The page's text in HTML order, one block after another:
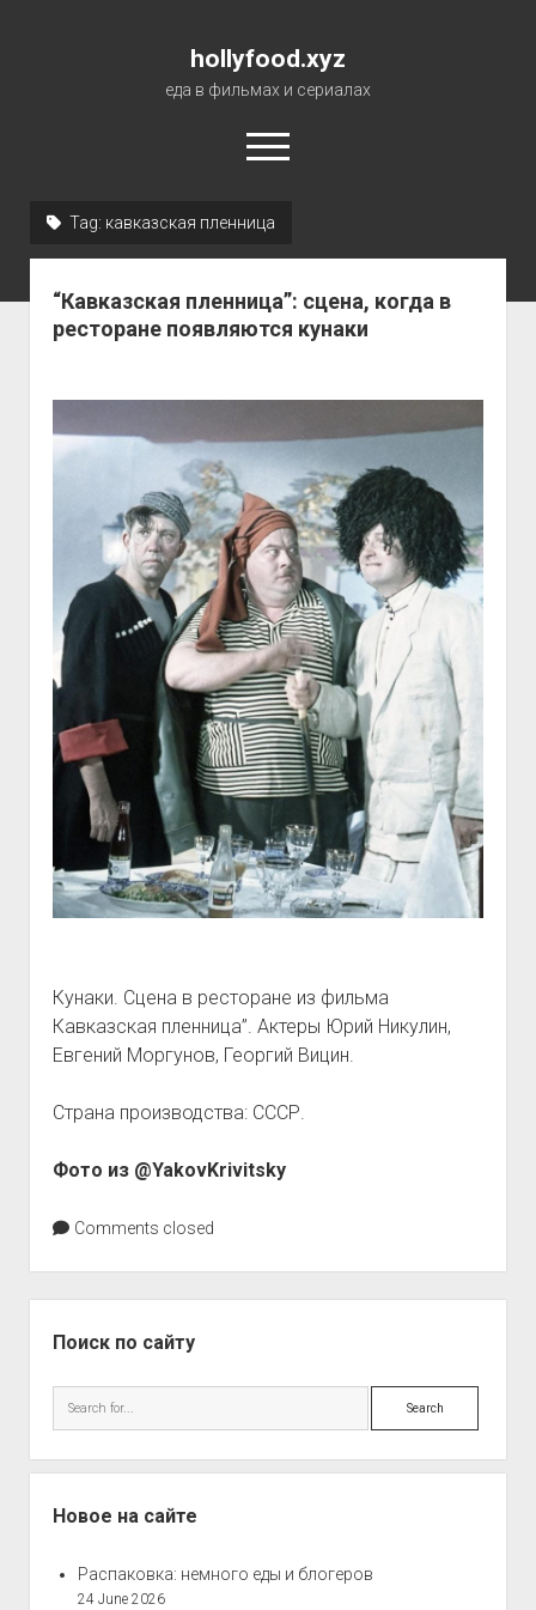
hollyfood.xyz
еда в фильмах и сериалах
open
menu
Tag: кавказская пленница
“Кавказская пленница”: сцена, когда в
ресторане появляются кунаки
Кунаки. Сцена в ресторане из фильма
Кавказская пленница”. Актеры Юрий Никулин,
Евгений Моргунов, Георгий Вицин.
Страна производства: СССР.
Фото из @YakovKrivitsky
Comments closed
Поиск по сайту
Search
Новое на сайте
Распаковка: немного еды и блогеров
24 June 2026